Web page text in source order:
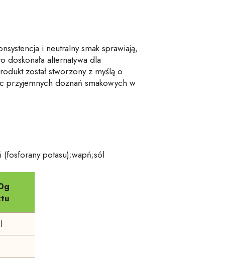
i neutralny smak sprawiają,
doskonała alternatywa dla
został stworzony z myślą o
przyjemnych doznań smakowych w
(fosforany potasu);wapń;sól